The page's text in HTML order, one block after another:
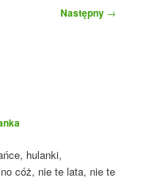
Następny →
hulanki,
cóż, nie te lata, nie te